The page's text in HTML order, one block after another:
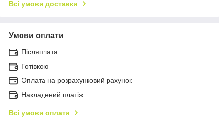
Всі умови доставки
Умови оплати
Післяплата
Готівкою
Оплата на розрахунковий рахунок
Накладений платіж
Всі умови оплати